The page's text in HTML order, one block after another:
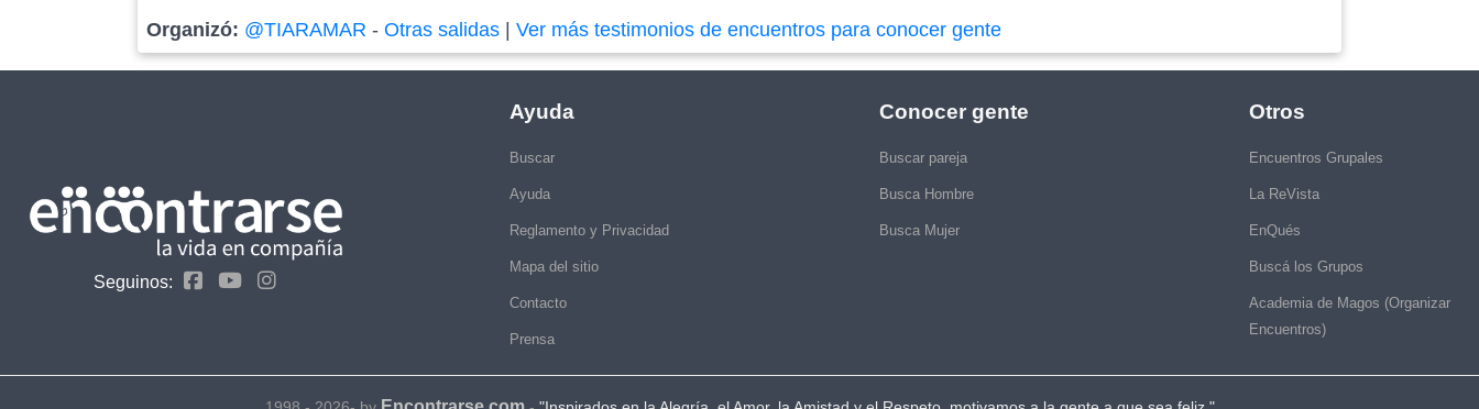
Organizó: @TIARAMAR -Otras salidas |Ver más testimonios de encuentros para conocer gente
Seguinos:
Ayuda
Buscar
Ayuda
Reglamento y Privacidad
Mapa del sitio
Contacto
Prensa
Conocer gente
Buscar pareja
Busca Hombre
Busca Mujer
Otros
Encuentros Grupales
La ReVista
EnQués
Buscá los Grupos
Academia de Magos (Organizar
Encuentros)